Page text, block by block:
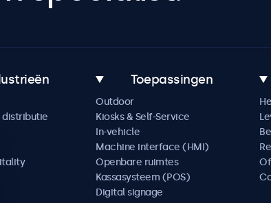
distributie
Toepassingen
Outdoor
Kiosks & Self-Service
In-vehicle
Machine interface (HMI)
Openbare ruimtes
Kassasysteem (POS)
Digital signage